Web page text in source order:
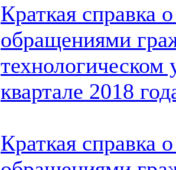
Краткая справка
обращениями
технологическом
квартале 2018
Краткая справка